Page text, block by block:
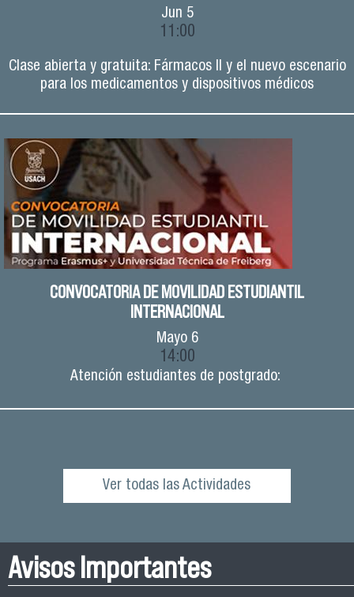
Jun 5
11:00
Clase abierta y gratuita: Fármacos II y el nuevo escenario
para los medicamentos y dispositivos médicos
CONVOCATORIA DE MOVILIDAD ESTUDIANTIL
INTERNACIONAL
Mayo6
14:00
Atención estudiantes de postgrado:
Ver todas las Actividades
Avisos Importantes